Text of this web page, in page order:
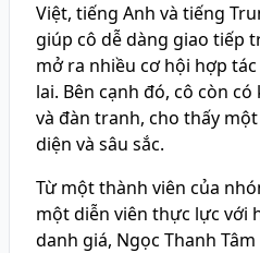
Việt, tiếng Anh và tiếng
giúp cô dễ dàng giao tiếp
mở ra nhiều cơ hội hợp
lai. Bên cạnh đó, cô còn
và đàn tranh, cho thấy
diện và sâu sắc.
Từ một thành viên của
một diễn viên thực lực với
danh giá, Ngọc Thanh